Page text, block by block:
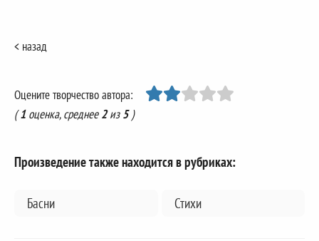
< назад
Оцените творчество автора:
(1оценка, среднее2из5)
Произведение также находится в рубриках:
Басни Стихи